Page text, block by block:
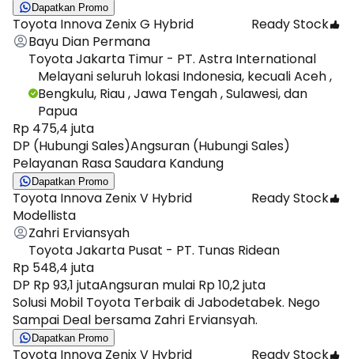
Dapatkan Promo
Toyota Innova Zenix G Hybrid
Ready Stock
Bayu Dian Permana
Toyota Jakarta Timur - PT. Astra International
Melayani seluruh lokasi Indonesia, kecuali Aceh ,
Bengkulu, Riau , Jawa Tengah , Sulawesi, dan
Papua
Rp 475,4 juta
DP (Hubungi Sales)Angsuran (Hubungi Sales)
Pelayanan Rasa Saudara Kandung
Dapatkan Promo
Toyota Innova Zenix V Hybrid
Modellista
Ready Stock
Zahri Erviansyah
Toyota Jakarta Pusat - PT. Tunas Ridean
Rp 548,4 juta
DP Rp 93,1 jutaAngsuran mulai Rp 10,2 juta
Solusi Mobil Toyota Terbaik di Jabodetabek. Nego
Sampai Deal bersama Zahri Erviansyah.
Dapatkan Promo
Toyota Innova Zenix V Hybrid
Ready Stock